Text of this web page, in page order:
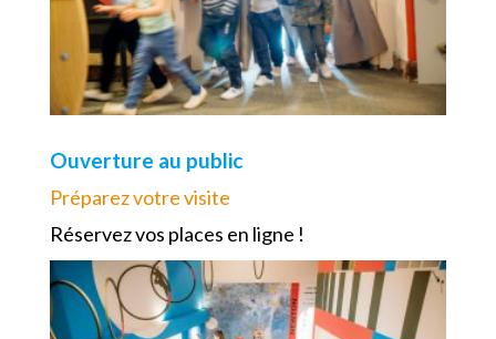
Ouverture au public
Préparez votre visite
Réservez vos places en ligne !